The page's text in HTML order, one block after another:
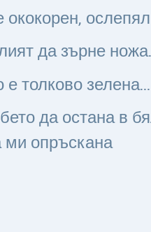
ококорен,
да зърне ножа.
е толково зелена…
да остана в
ми опръскана